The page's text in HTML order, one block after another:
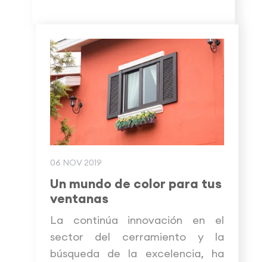
06 NOV 2019
Un mundo de color para tus
ventanas
La continúa innovación en el
sector del cerramiento y la
búsqueda de la excelencia, ha